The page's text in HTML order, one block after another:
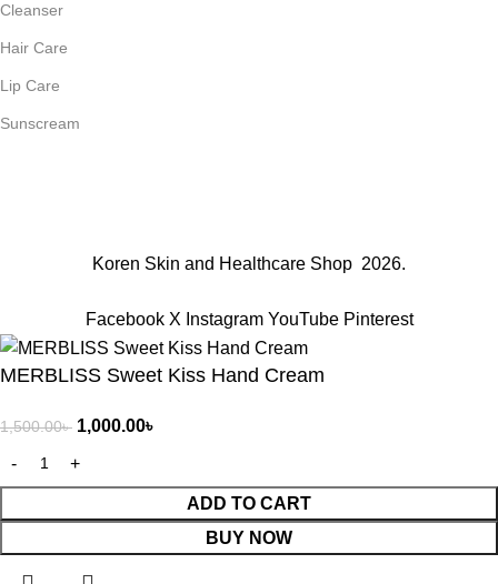
Cleanser
Hair Care
Lip Care
Sunscream
Koren Skin and Healthcare Shop 2026.
Facebook X Instagram YouTube Pinterest
MERBLISS Sweet Kiss Hand Cream
1,500.00৳ 1,000.00৳
ADD TO CART
BUY NOW